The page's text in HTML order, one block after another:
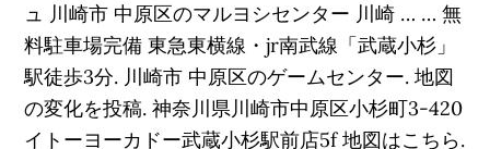
ュ 川崎市 中原区のマルヨシセンター 川崎 … … 無
料駐車場完備 東急東横線・jr南武線「武蔵小杉」
駅徒歩3分. 川崎市 中原区のゲームセンター. 地図
の変化を投稿. 神奈川県川崎市中原区小杉町3-420
イトーヨーカドー武蔵小杉駅前店5f 地図はこちら.